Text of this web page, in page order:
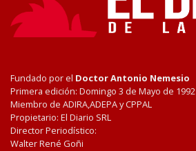
Fundado por el Doctor Antonio Nemesio
Primera edición: Domingo 3 de Mayo de 1992
Miembro de ADIRA,ADEPA y CPPAL
Propietario: El Diario SRL
Director Periodístico:
Walter René Goñi